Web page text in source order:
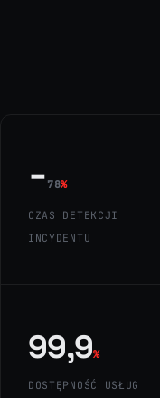
− 78%
CZAS DETEKCJI
INCYDENTU
99,9%
DOSTĘPNOŚĆ USŁUG